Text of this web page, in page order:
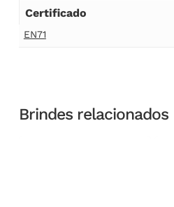
Certificado
EN71
Brindes relacionados